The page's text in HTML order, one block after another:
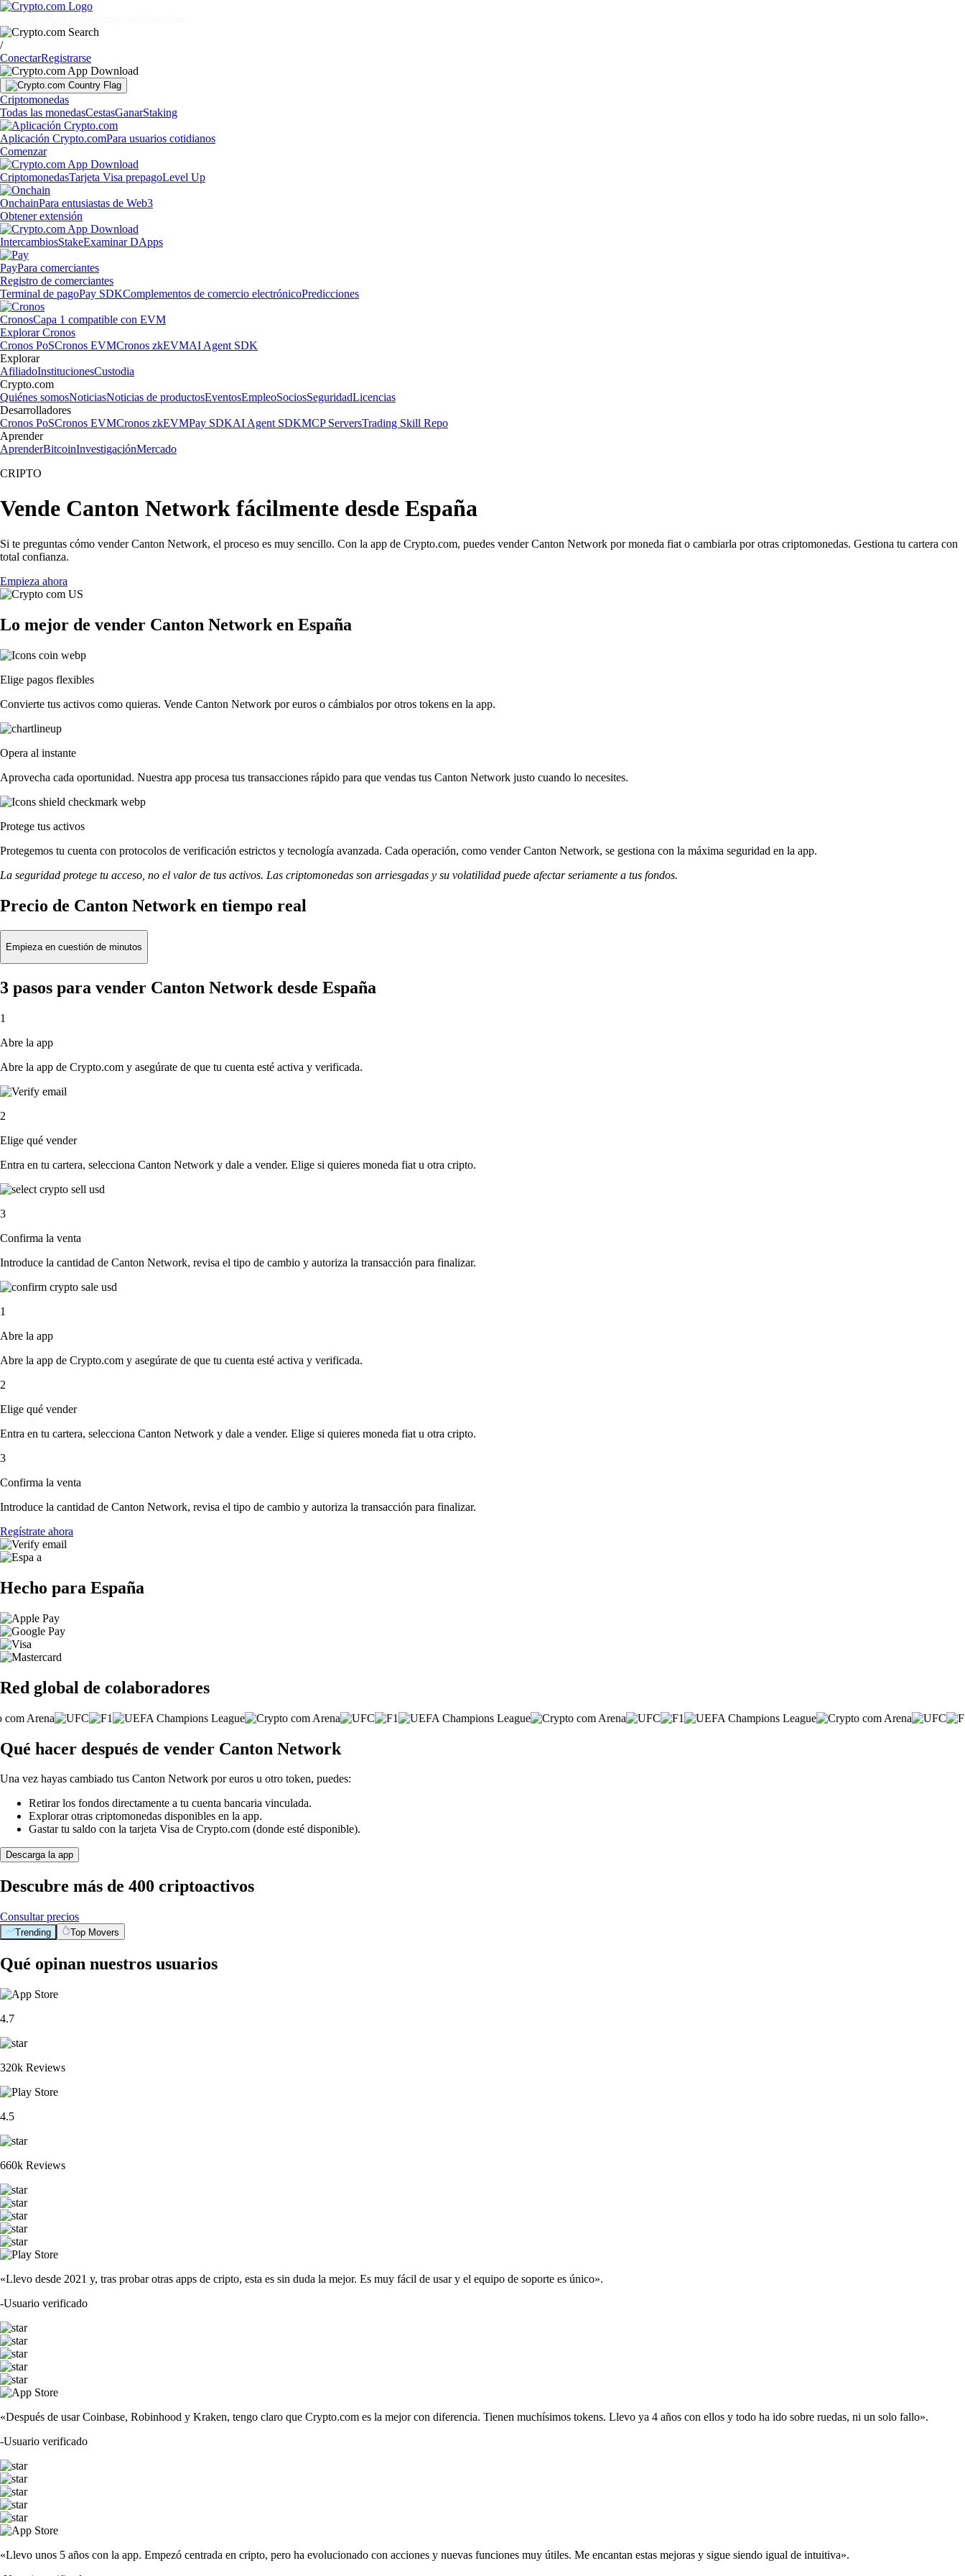
/
ConectarRegistrarse
Criptomonedas
Todas las monedasCestasGanarStaking
Aplicación Crypto.comPara usuarios cotidianos
Comenzar
CriptomonedasTarjeta Visa prepagoLevel Up
OnchainPara entusiastas de Web3
Obtener extensión
IntercambiosStakeExaminar DApps
PayPara comerciantes
Registro de comerciantes
Terminal de pagoPay SDKComplementos de comercio electrónicoPredicciones
CronosCapa 1 compatible con EVM
Explorar Cronos
Cronos PoSCronos EVMCronos zkEVMAI Agent SDK
Explorar
AfiliadoInstitucionesCustodia
Crypto.com
Quiénes somosNoticiasNoticias de productosEventosEmpleoSociosSeguridadLicencias
Desarrolladores
Cronos PoSCronos EVMCronos zkEVMPay SDKAI Agent SDKMCP ServersTrading Skill Repo
Aprender
AprenderBitcoinInvestigaciónMercado
CRIPTO
Vende Canton Network fácilmente desde España
Si te preguntas cómo vender Canton Network, el proceso es muy sencillo. Con la app de Crypto.com, puedes vender Canton Network por moneda fiat o cambiarla por otras criptomonedas. Gestiona tu cartera con
total confianza.
Empieza ahora
Lo mejor de vender Canton Network en España
Elige pagos flexibles
Convierte tus activos como quieras. Vende Canton Network por euros o cámbialos por otros tokens en la app.
Opera al instante
Aprovecha cada oportunidad. Nuestra app procesa tus transacciones rápido para que vendas tus Canton Network justo cuando lo necesites.
Protege tus activos
Protegemos tu cuenta con protocolos de verificación estrictos y tecnología avanzada. Cada operación, como vender Canton Network, se gestiona con la máxima seguridad en la app.
La seguridad protege tu acceso, no el valor de tus activos. Las criptomonedas son arriesgadas y su volatilidad puede afectar seriamente a tus fondos.
Precio de Canton Network en tiempo real
Empieza en cuestión de minutos
3 pasos para vender Canton Network desde España
1
Abre la app
Abre la app de Crypto.com y asegúrate de que tu cuenta esté activa y verificada.
2
Elige qué vender
Entra en tu cartera, selecciona Canton Network y dale a vender. Elige si quieres moneda fiat u otra cripto.
3
Confirma la venta
Introduce la cantidad de Canton Network, revisa el tipo de cambio y autoriza la transacción para finalizar.
1
Abre la app
Abre la app de Crypto.com y asegúrate de que tu cuenta esté activa y verificada.
2
Elige qué vender
Entra en tu cartera, selecciona Canton Network y dale a vender. Elige si quieres moneda fiat u otra cripto.
3
Confirma la venta
Introduce la cantidad de Canton Network, revisa el tipo de cambio y autoriza la transacción para finalizar.
Regístrate ahora
Hecho para España
Red global de colaboradores
Qué hacer después de vender Canton Network
Una vez hayas cambiado tus Canton Network por euros u otro token, puedes:
Retirar los fondos directamente a tu cuenta bancaria vinculada.
Explorar otras criptomonedas disponibles en la app.
Gastar tu saldo con la tarjeta Visa de Crypto.com (donde esté disponible).
Descarga la app
Descubre más de 400 criptoactivos
Consultar precios
Trending Top Movers
Qué opinan nuestros usuarios
4.7
320k Reviews
4.5
660k Reviews
«Llevo desde 2021 y, tras probar otras apps de cripto, esta es sin duda la mejor. Es muy fácil de usar y el equipo de soporte es único».
-Usuario verificado
«Después de usar Coinbase, Robinhood y Kraken, tengo claro que Crypto.com es la mejor con diferencia. Tienen muchísimos tokens. Llevo ya 4 años con ellos y todo ha ido sobre ruedas, ni un solo fallo».
-Usuario verificado
«Llevo unos 5 años con la app. Empezó centrada en cripto, pero ha evolucionado con acciones y nuevas funciones muy útiles. Me encantan estas mejoras y sigue siendo igual de intuitiva».